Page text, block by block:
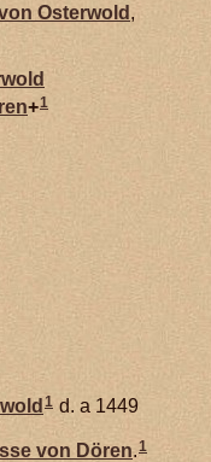
Osterwold ,
+1
1 d. a 1449
von Dören.1